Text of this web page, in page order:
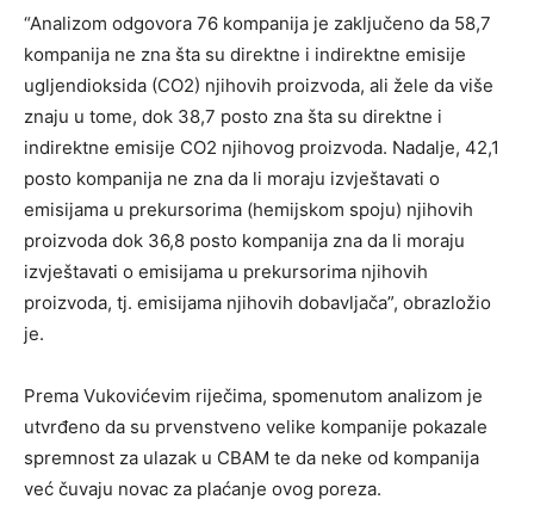
“Analizom odgovora 76 kompanija je zaključeno da 58,7
kompanija ne zna šta su direktne i indirektne emisije
ugljendioksida (CO2) njihovih proizvoda, ali žele da više
znaju u tome, dok 38,7 posto zna šta su direktne i
indirektne emisije CO2 njihovog proizvoda. Nadalje, 42,1
posto kompanija ne zna da li moraju izvještavati o
emisijama u prekursorima (hemijskom spoju) njihovih
proizvoda dok 36,8 posto kompanija zna da li moraju
izvještavati o emisijama u prekursorima njihovih
proizvoda, tj. emisijama njihovih dobavljača”, obrazložio
je.
Prema Vukovićevim riječima, spomenutom analizom je
utvrđeno da su prvenstveno velike kompanije pokazale
spremnost za ulazak u CBAM te da neke od kompanija
već čuvaju novac za plaćanje ovog poreza.